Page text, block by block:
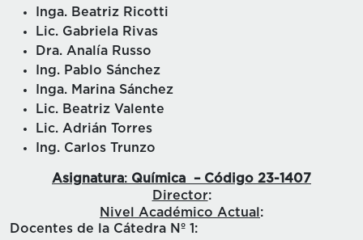
Inga. Beatriz Ricotti
Lic. Gabriela Rivas
Dra. Analía Russo
Ing. Pablo Sánchez
Inga. Marina Sánchez
Lic. Beatriz Valente
Lic. Adrián Torres
Ing. Carlos Trunzo
Asignatura: Química – Código 23-1407
Director:
Nivel Académico Actual :
Docentes de la Cátedra Nº 1: